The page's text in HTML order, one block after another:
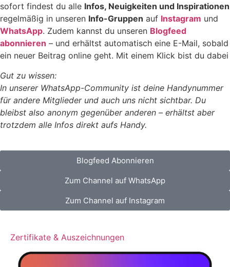
sofort findest du alle Infos, Neuigkeiten und Inspirationen
regelmäßig in unseren Info-Gruppen auf Instagram und
WhatsApp. Zudem kannst du unseren Blogfeed
abonnieren – und erhältst automatisch eine E-Mail, sobald
ein neuer Beitrag online geht. Mit einem Klick bist du dabei
Gut zu wissen:
In unserer WhatsApp-Community ist deine Handynummer
für andere Mitglieder und auch uns nicht sichtbar. Du
bleibst also anonym gegenüber anderen – erhältst aber
trotzdem alle Infos direkt aufs Handy.
Blogfeed Abonnieren
Zum Channel auf WhatsApp
Zum Channel auf Instagram
Zertifikate & Auszeichnungen